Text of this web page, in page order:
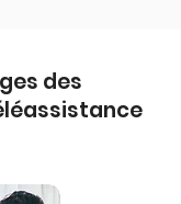
des